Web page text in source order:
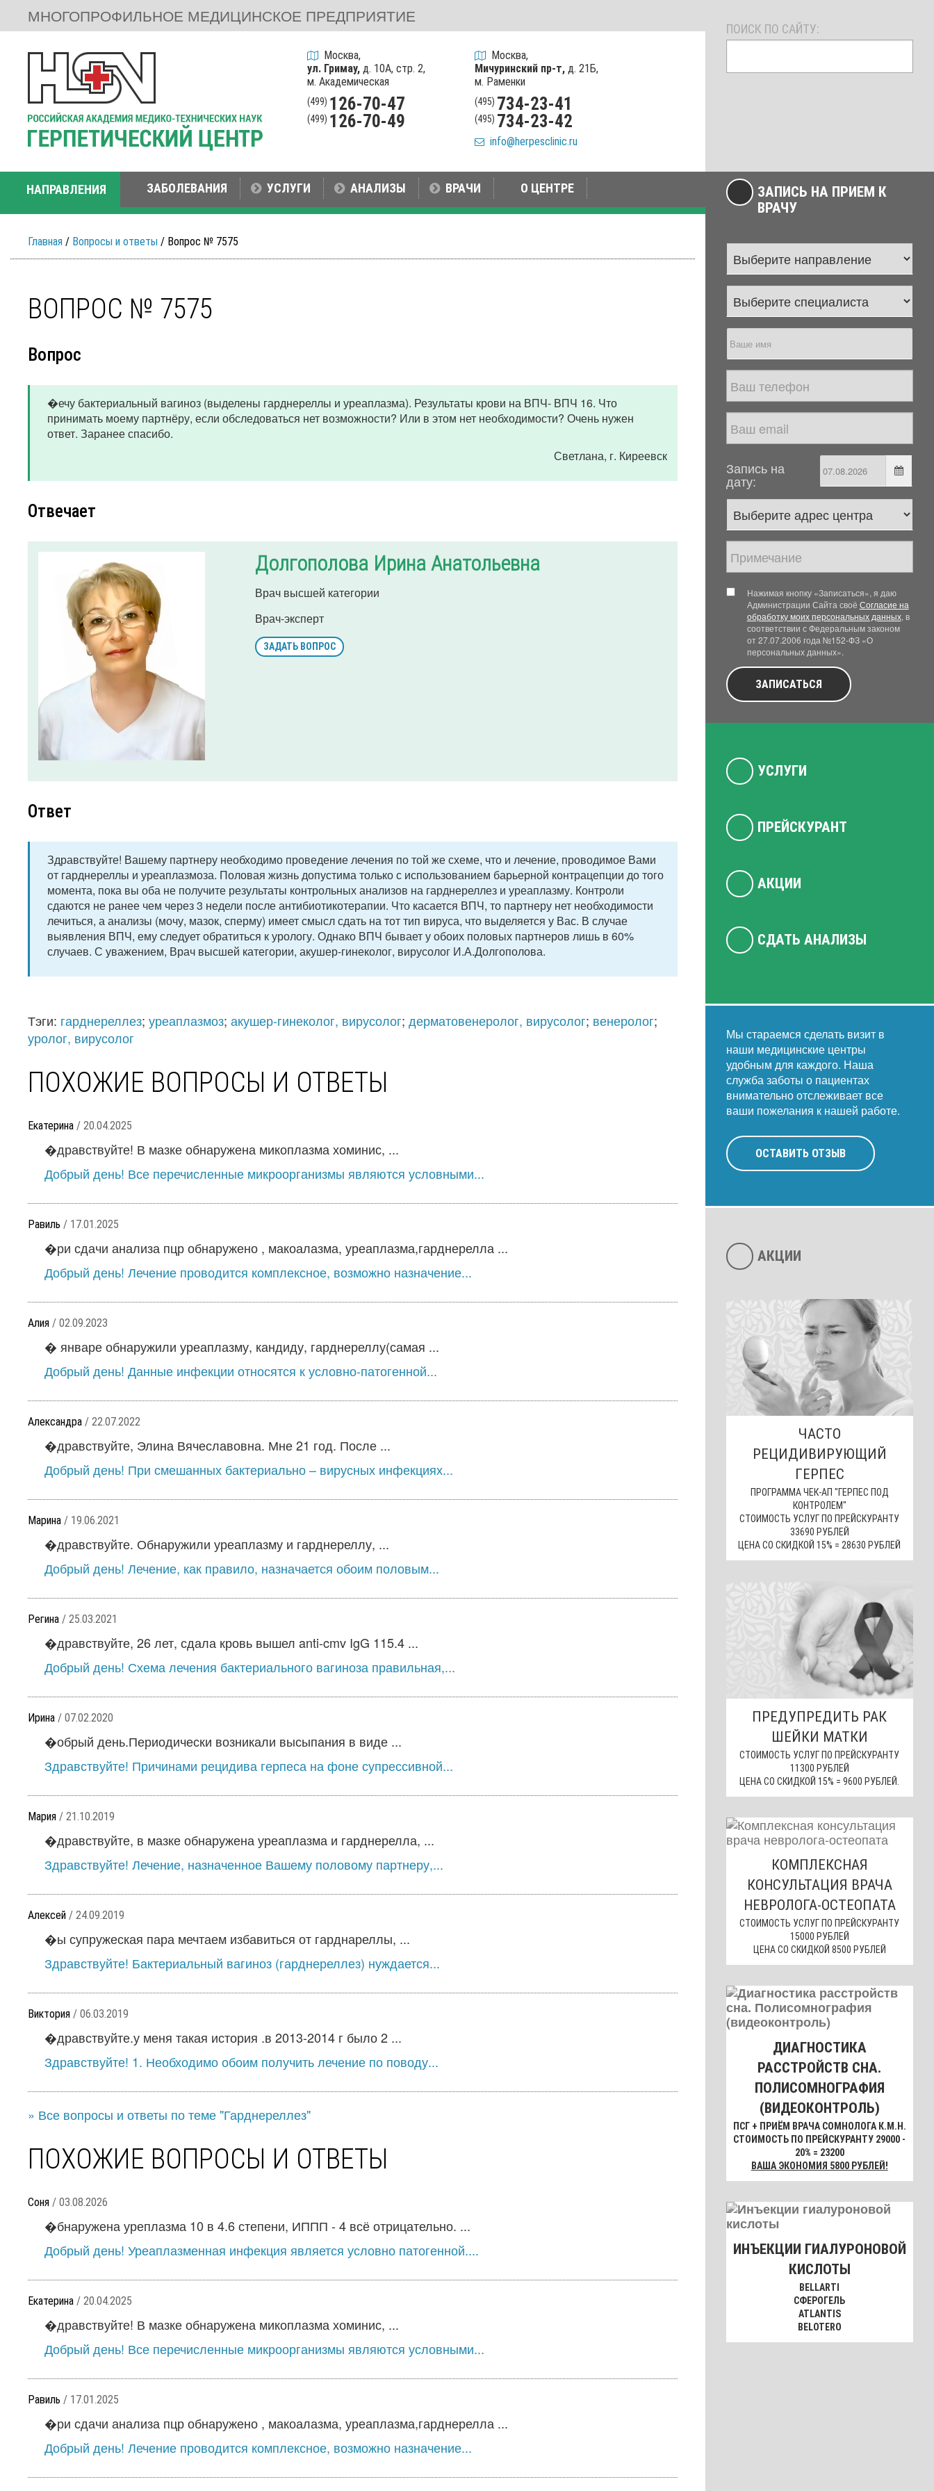
МНОГОПРОФИЛЬНОЕ МЕДИЦИНСКОЕ ПРЕДПРИЯТИЕ
Москва,
ул. Гримау,д. 10А, стр. 2,
м. Академическая
(499) 126-70-47
(499) 126-70-49
Москва,
Мичуринский пр-т, д. 21Б,
м. Раменки
(495) 734-23-41
(495) 734-23-42
info@herpesclinic.ru
ПОИСК ПО САЙТУ:
НАПРАВЛЕНИЯ ЗАБОЛЕВАНИЯ УСЛУГИ АНАЛИЗЫ ВРАЧИ О ЦЕНТРЕ
Главная / Вопросы и ответы / Вопрос № 7575
ВОПРОС № 7575
Вопрос
�ечу бактериальный вагиноз (выделены гарднереллы и уреаплазма). Результаты крови на ВПЧ- ВПЧ 16. Что
принимать моему партнёру, если обследоваться нет возможности? Или в этом нет необходимости? Очень нужен
ответ. Заранее спасибо.
Светлана, г. Киреевск
Отвечает
Долгополова Ирина Анатольевна
Врач высшей категории
Врач-эксперт
ЗАДАТЬ ВОПРОС
Ответ
Здравствуйте! Вашему партнеру необходимо проведение лечения по той же схеме, что и лечение, проводимое Вами
от гарднереллы и уреаплазмоза. Половая жизнь допустима только с использованием барьерной контрацепции до того
момента, пока вы оба не получите результаты контрольных анализов на гарднереллез и уреаплазму. Контроли
сдаются не ранее чем через 3 недели после антибиотикотерапии. Что касается ВПЧ, то партнеру нет необходимости
лечиться, а анализы (мочу, мазок, сперму) имеет смысл сдать на тот тип вируса, что выделяется у Вас. В случае
выявления ВПЧ, ему следует обратиться к урологу. Однако ВПЧ бывает у обоих половых партнеров лишь в 60%
случаев. С уважением, Врач высшей категории, акушер-гинеколог, вирусолог И.А.Долгополова.
Тэги: гарднереллез; уреаплазмоз; акушер-гинеколог, вирусолог; дерматовенеролог, вирусолог; венеролог;
уролог, вирусолог
ПОХОЖИЕ ВОПРОСЫ И ОТВЕТЫ
Екатерина / 20.04.2025
�дравствуйте! В мазке обнаружена микоплазма хоминис, ...
Добрый день! Все перечисленные микроорганизмы являются условными...
Равиль / 17.01.2025
�ри сдачи анализа пцр обнаружено , макоалазма, уреаплазма,гарднерелла ...
Добрый день! Лечение проводится комплексное, возможно назначение...
Алия / 02.09.2023
� январе обнаружили уреаплазму, кандиду, гарднереллу(самая ...
Добрый день! Данные инфекции относятся к условно-патогенной...
Александра / 22.07.2022
�дравствуйте, Элина Вячеславовна. Мне 21 год. После ...
Добрый день! При смешанных бактериально – вирусных инфекциях...
Марина / 19.06.2021
�дравствуйте. Обнаружили уреаплазму и гарднереллу, ...
Добрый день! Лечение, как правило, назначается обоим половым...
Регина / 25.03.2021
�дравствуйте, 26 лет, сдала кровь вышел anti-cmv IgG 115.4 ...
Добрый день! Схема лечения бактериального вагиноза правильная,...
Ирина / 07.02.2020
�обрый день.Периодически возникали высыпания в виде ...
Здравствуйте! Причинами рецидива герпеса на фоне супрессивной...
Мария / 21.10.2019
�дравствуйте, в мазке обнаружена уреаплазма и гарднерелла, ...
Здравствуйте! Лечение, назначенное Вашему половому партнеру,...
Алексей / 24.09.2019
�ы супружеская пара мечтаем избавиться от гарднареллы, ...
Здравствуйте! Бактериальный вагиноз (гарднереллез) нуждается...
Виктория / 06.03.2019
�дравствуйте.у меня такая история .в 2013-2014 г было 2 ...
Здравствуйте! 1. Необходимо обоим получить лечение по поводу...
» Все вопросы и ответы по теме "Гарднереллез"
ПОХОЖИЕ ВОПРОСЫ И ОТВЕТЫ
Соня / 03.08.2026
�бнаружена уреплазма 10 в 4.6 степени, ИППП - 4 всё отрицательно. ...
Добрый день! Уреаплазменная инфекция является условно патогенной....
Екатерина / 20.04.2025
�дравствуйте! В мазке обнаружена микоплазма хоминис, ...
Добрый день! Все перечисленные микроорганизмы являются условными...
Равиль / 17.01.2025
�ри сдачи анализа пцр обнаружено , макоалазма, уреаплазма,гарднерелла ...
Добрый день! Лечение проводится комплексное, возможно назначение...
ЗАПИСЬ НА ПРИЕМ К
ВРАЧУ
Запись на
дату:
Нажимая кнопку «Записаться», я даю
Администрации Сайта своё Согласие на
обработку моих персональных данных, в
соответствии с Федеральным законом
от 27.07.2006 года №152-ФЗ «О
персональных данных».
ЗАПИСАТЬСЯ
УСЛУГИ
ПРЕЙСКУРАНТ
АКЦИИ
СДАТЬ АНАЛИЗЫ
Мы стараемся сделать визит в
наши медицинские центры
удобным для каждого. Наша
служба заботы о пациентах
внимательно отслеживает все
ваши пожелания к нашей работе.
ОСТАВИТЬ ОТЗЫВ
АКЦИИ
ЧАСТО
РЕЦИДИВИРУЮЩИЙ
ГЕРПЕС
ПРОГРАММА ЧЕК-АП "ГЕРПЕС ПОД
КОНТРОЛЕМ"
СТОИМОСТЬ УСЛУГ ПО ПРЕЙСКУРАНТУ
33690 РУБЛЕЙ
ЦЕНА СО СКИДКОЙ 15% = 28630 РУБЛЕЙ
ПРЕДУПРЕДИТЬ РАК
ШЕЙКИ МАТКИ
СТОИМОСТЬ УСЛУГ ПО ПРЕЙСКУРАНТУ
11300 РУБЛЕЙ
ЦЕНА СО СКИДКОЙ 15% = 9600 РУБЛЕЙ.
КОМПЛЕКСНАЯ
КОНСУЛЬТАЦИЯ ВРАЧА
НЕВРОЛОГА-ОСТЕОПАТА
СТОИМОСТЬ УСЛУГ ПО ПРЕЙСКУРАНТУ
15000 РУБЛЕЙ
ЦЕНА СО СКИДКОЙ 8500 РУБЛЕЙ
ДИАГНОСТИКА
РАССТРОЙСТВ СНА.
ПОЛИСОМНОГРАФИЯ
(ВИДЕОКОНТРОЛЬ)
ПСГ + ПРИЁМ ВРАЧА СОМНОЛОГА К.М.Н.
СТОИМОСТЬ ПО ПРЕЙСКУРАНТУ 29000 -
20% = 23200
ВАША ЭКОНОМИЯ 5800 РУБЛЕЙ!
ИНЪЕКЦИИ ГИАЛУРОНОВОЙ
КИСЛОТЫ
BELLARTI
СФЕРОГЕЛЬ
ATLANTIS
BELOTERO